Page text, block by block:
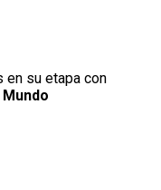
en su etapa con